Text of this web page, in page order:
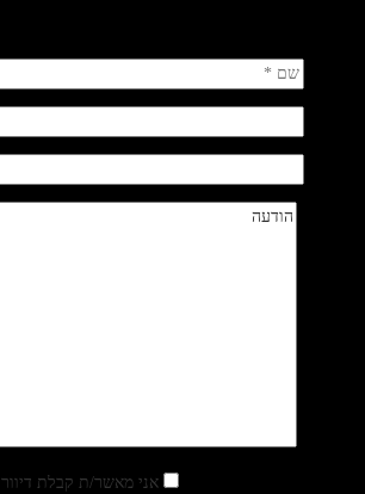
אני מאשר/ת קבלת דיוור